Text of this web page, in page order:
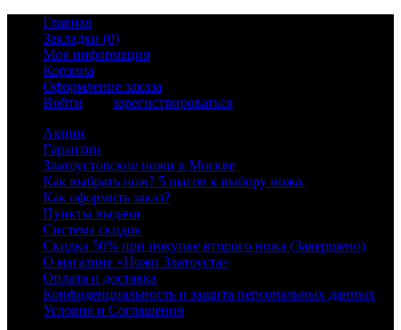
Главная
Закладки (0)
Моя информация
Корзина
Оформление заказа
Войти
зарегистрироваться
Акции
Гарантии
Златоустовские ножи в Москве
Как выбрать нож? 5 шагов к выбору ножа.
Как оформить заказ?
Пункты выдачи
Система скидок
Скидка 50% при покупке второго ножа (Завершено)
О магазине «Ножи Златоуста»
Оплата и доставка
Конфиденциальность и защита персональных данных
Условия и Соглашения